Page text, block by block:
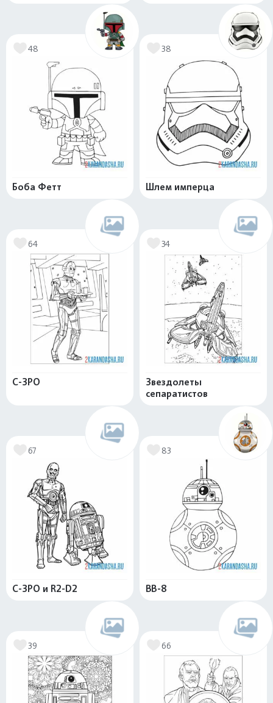
48
Боба Фетт
38
Шлем имперца
64
С-3PO
34
Звездолеты
сепаратистов
67
С-3PO и R2-D2
83
BB-8
39 66